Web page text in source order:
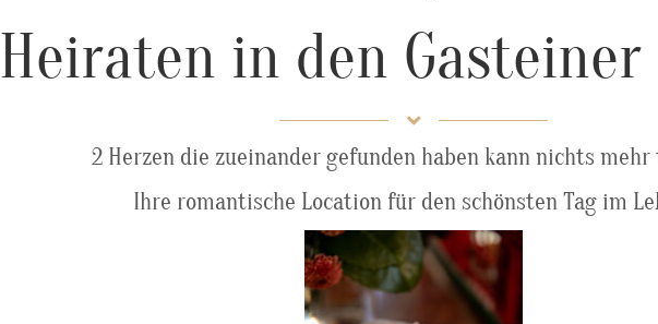
Heiraten in den Gasteiner
2 Herzen die zueinander gefunden haben kann nichts
Ihre romantische Location für den schönsten Tag im